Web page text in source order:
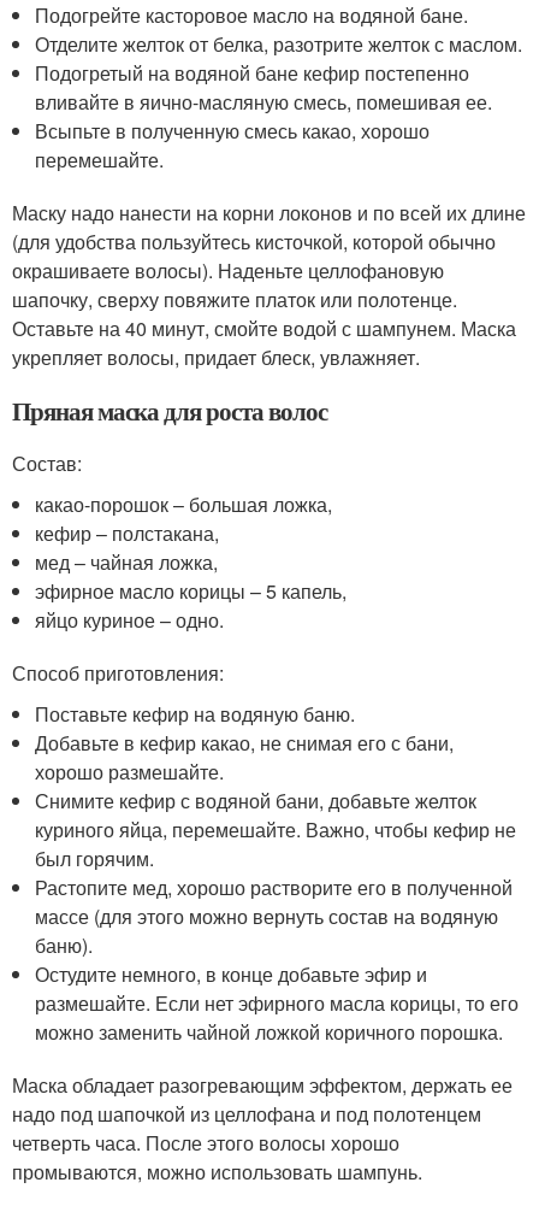
Подогрейте касторовое масло на водяной бане.
Отделите желток от белка, разотрите желток с маслом.
Подогретый на водяной бане кефир постепенно
вливайте в яично-масляную смесь, помешивая ее.
Всыпьте в полученную смесь какао, хорошо
перемешайте.
Маску надо нанести на корни локонов и по всей их длине
(для удобства пользуйтесь кисточкой, которой обычно
окрашиваете волосы). Наденьте целлофановую
шапочку, сверху повяжите платок или полотенце.
Оставьте на 40 минут, смойте водой с шампунем. Маска
укрепляет волосы, придает блеск, увлажняет.
Пряная маска для роста волос
Состав:
какао-порошок – большая ложка,
кефир – полстакана,
мед – чайная ложка,
эфирное масло корицы – 5 капель,
яйцо куриное – одно.
Способ приготовления:
Поставьте кефир на водяную баню.
Добавьте в кефир какао, не снимая его с бани,
хорошо размешайте.
Снимите кефир с водяной бани, добавьте желток
куриного яйца, перемешайте. Важно, чтобы кефир не
был горячим.
Растопите мед, хорошо растворите его в полученной
массе (для этого можно вернуть состав на водяную
баню).
Остудите немного, в конце добавьте эфир и
размешайте. Если нет эфирного масла корицы, то его
можно заменить чайной ложкой коричного порошка.
Маска обладает разогревающим эффектом, держать ее
надо под шапочкой из целлофана и под полотенцем
четверть часа. После этого волосы хорошо
промываются, можно использовать шампунь.